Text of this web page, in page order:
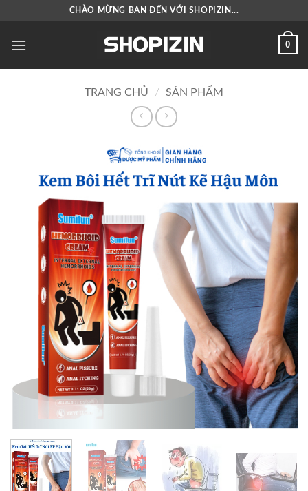
nội
CHÀO MỪNG BẠN ĐẾN VỚI SHOPIZIN...
0
TRANG CHỦ / SẢN PHẨM